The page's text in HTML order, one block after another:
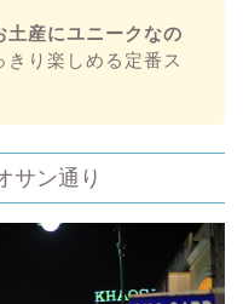
土産にユニークなの
きり楽しめる定番ス
サン通り